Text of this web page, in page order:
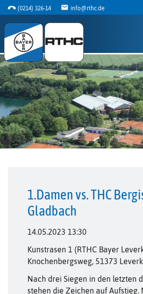
(0214) 326-14 info@rthc.de
1.Damen vs. THC
Gladbach
14.05.2023 13:30
Kunstrasen 1 (RTHC Bayer
Knochenbergsweg, 51373
Nach drei Siegen in den letzten
stehen die Zeichen auf Aufstieg.